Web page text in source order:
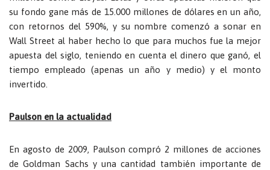
su fondo gane más de 15.000 millones de dólares en un año,
con retornos del 590%, y su nombre comenzó a sonar en
Wall Street al haber hecho lo que para muchos fue la mejor
apuesta del siglo, teniendo en cuenta el dinero que ganó, el
tiempo empleado (apenas un año y medio) y el monto
invertido.
Paulson en la actualidad
En agosto de 2009, Paulson compró 2 millones de acciones
de Goldman Sachs y una cantidad también importante de